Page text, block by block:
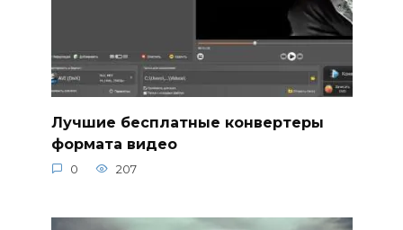
Лучшие бесплатные конвертеры
формата видео
0 207